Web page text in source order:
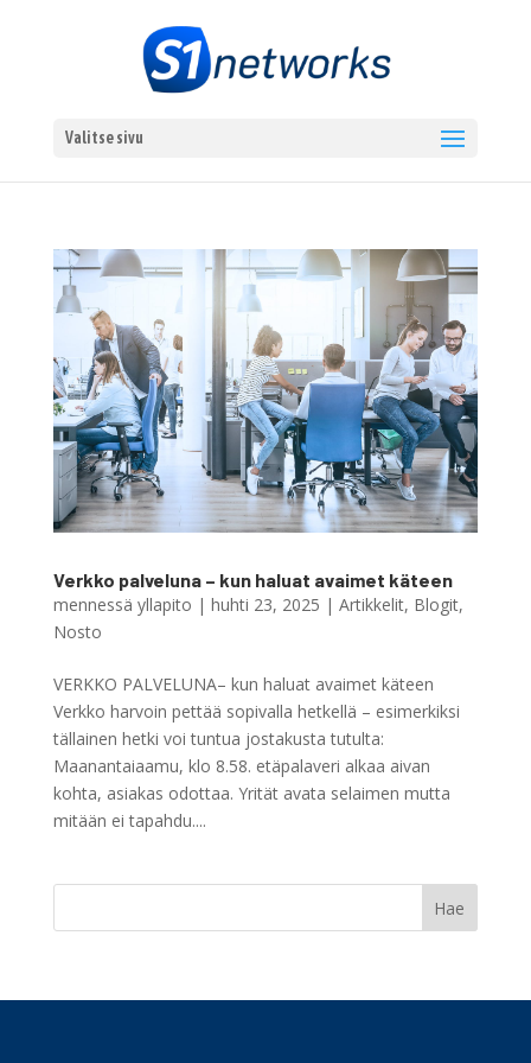
Valitse sivu
Verkko palveluna – kun haluat avaimet käteen
mennessä yllapito | huhti 23, 2025 | Artikkelit, Blogit,
Nosto
VERKKO PALVELUNA– kun haluat avaimet käteen
Verkko harvoin pettää sopivalla hetkellä – esimerkiksi
tällainen hetki voi tuntua jostakusta tutulta:
Maanantaiaamu, klo 8.58. etäpalaveri alkaa aivan
kohta, asiakas odottaa. Yrität avata selaimen mutta
mitään ei tapahdu....